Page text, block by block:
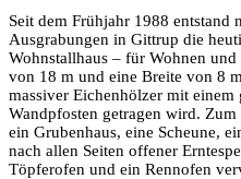
Seit dem Frühjahr 1988 entstand
Ausgrabungen in Gittrup die
Wohnstallhaus – für Wohnen
von 18 m und eine Breite von 8
massiver Eichenhölzer mit
Wandpfosten getragen wird.
ein Grubenhaus, eine Scheune,
nach allen Seiten offener
Töpferofen und ein Rennofen